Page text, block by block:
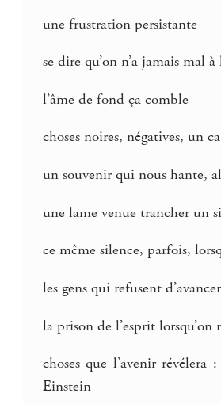
une frustration persistante
se dire qu’on n’a jamais mal
l’âme de fond ça comble
choses noires, négatives, un
un souvenir qui nous hante,
une lame venue trancher un
ce même silence, parfois,
les gens qui refusent
la prison de l’esprit
choses que l’avenir
Einstein